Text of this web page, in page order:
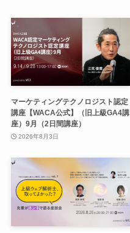
マーケティングテクノロジスト認定
講座【WACA公式】（旧上級GA4講
座）9月（2日間講座）
2026年8月3日